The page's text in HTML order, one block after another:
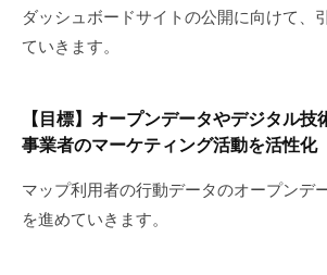
ダッシュボードサイトの公開に向けて、
ていきます。
【目標】オープンデータやデジタル技
事業者のマーケティング活動を活性化
マップ利用者の行動データのオープンデ
を進めていきます。